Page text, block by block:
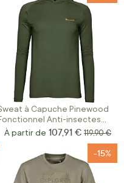
à Capuche Pinewood
Anti-insectes
Femme Vert
À partir de 107,91 € Prix
119,90 €
-15%